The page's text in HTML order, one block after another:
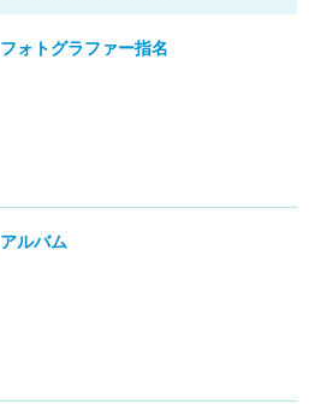
フォトグラファー指名
アルバム